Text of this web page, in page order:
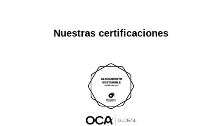
Nuestras certificaciones